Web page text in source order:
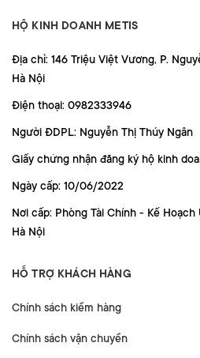
HỘ KINH DOANH METIS
Địa chỉ: 146 Triệu Việt Vương, P.
Hà Nội
Điện thoại: 0982333946
Người ĐDPL: Nguyễn Thị Thúy Ngân
Giấy chứng nhận đăng ký hộ kinh
Ngày cấp: 10/06/2022
Nơi cấp: Phòng Tài Chính - Kế Hoạch
Hà Nội
HỖ TRỢ KHÁCH HÀNG
Chính sách kiểm hàng
Chính sách vận chuyển